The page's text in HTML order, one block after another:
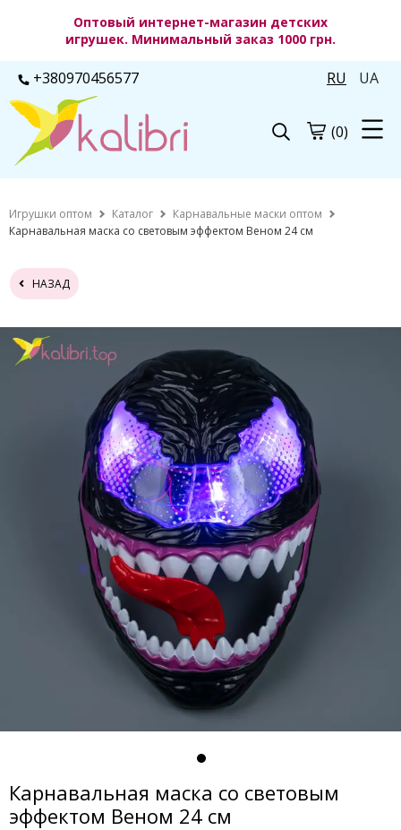
Оптовый интернет-магазин детских
игрушек. Минимальный заказ 1000 грн.
+380970456577 RU UA
(0)
Игрушки оптом Каталог
Карнавальные маски оптом
Карнавальная маска со световым эффектом Веном 24 см
НАЗАД
Карнавальная маска со световым
эффектом Веном 24 см